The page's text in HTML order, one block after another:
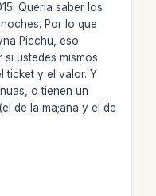
Queria saber los
Por lo que
Picchu, eso
ustedes mismos
ticket y el valor. Y
o tienen un
de la ma;ana y el de